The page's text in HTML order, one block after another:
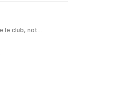
le club, not...